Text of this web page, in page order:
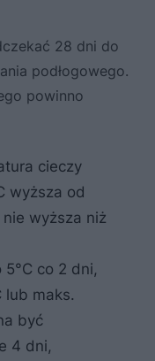
28 dni do
podłogowego.
powinno
cieczy
wyższa od
wyższa niż
co 2 dni,
lub maks.
być
4 dni,